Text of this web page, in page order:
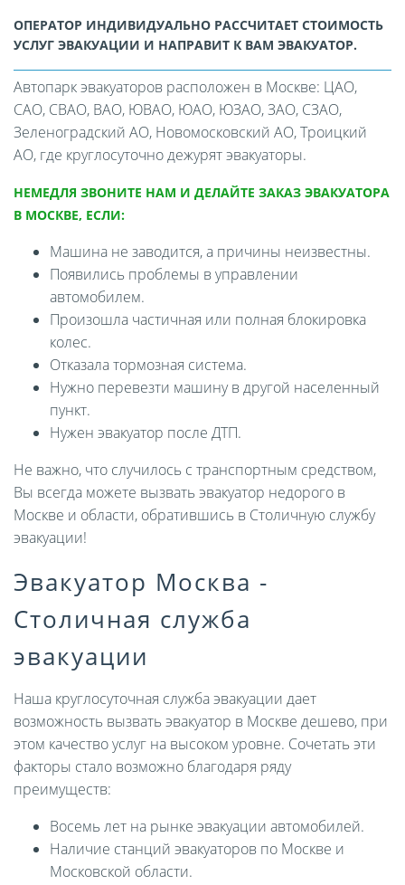
ОПЕРАТОР ИНДИВИДУАЛЬНО РАССЧИТАЕТ СТОИМОСТЬ
УСЛУГ ЭВАКУАЦИИ И НАПРАВИТ К ВАМ ЭВАКУАТОР.
Автопарк эвакуаторов расположен в Москве: ЦАО,
САО, СВАО, ВАО, ЮВАО, ЮАО, ЮЗАО, ЗАО, СЗАО,
Зеленоградский АО, Новомосковский АО, Троицкий
АО, где круглосуточно дежурят эвакуаторы.
НЕМЕДЛЯ ЗВОНИТЕ НАМ И ДЕЛАЙТЕ ЗАКАЗ ЭВАКУАТОРА
В МОСКВЕ, ЕСЛИ:
Машина не заводится, а причины неизвестны.
Появились проблемы в управлении
автомобилем.
Произошла частичная или полная блокировка
колес.
Отказала тормозная система.
Нужно перевезти машину в другой населенный
пункт.
Нужен эвакуатор после ДТП.
Не важно, что случилось с транспортным средством,
Вы всегда можете вызвать эвакуатор недорого в
Москве и области, обратившись в Столичную службу
эвакуации!
Эвакуатор Москва -
Столичная служба
эвакуации
Наша круглосуточная служба эвакуации дает
возможность вызвать эвакуатор в Москве дешево, при
этом качество услуг на высоком уровне. Сочетать эти
факторы стало возможно благодаря ряду
преимуществ:
Восемь лет на рынке эвакуации автомобилей.
Наличие станций эвакуаторов по Москве и
Московской области.